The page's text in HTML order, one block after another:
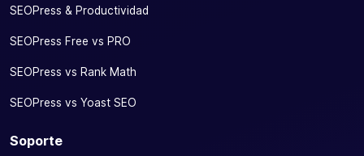
SEOPress & Productividad
SEOPress Free vs PRO
SEOPress vs Rank Math
SEOPress vs Yoast SEO
Soporte